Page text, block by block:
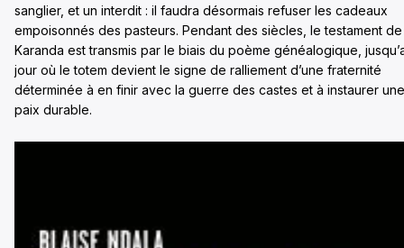
sanglier, et un interdit : il faudra désormais refuser les cadeaux
empoisonnés des pasteurs. Pendant des siècles, le testament de
Karanda est transmis par le biais du poème généalogique,
jour où le totem devient le signe de ralliement d’une fraternité
déterminée à en finir avec la guerre des castes et à instaurer une
paix durable.